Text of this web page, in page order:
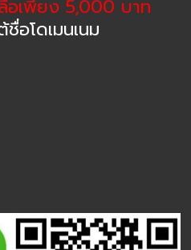
อเพียง 5,000 บาท
อโดเมนเนม